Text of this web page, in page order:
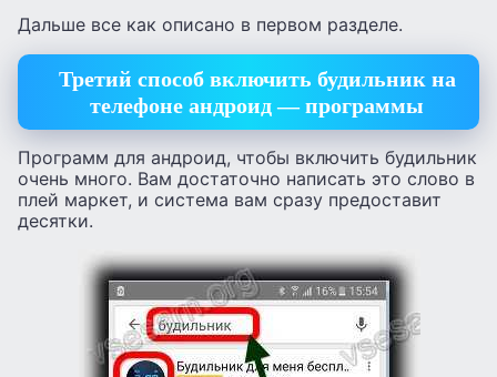
Дальше все как описано в первом разделе.
Третий способ включить будильник на
телефоне андроид — программы
Программ для андроид, чтобы включить будильник
очень много. Вам достаточно написать это слово в
плей маркет, и система вам сразу предоставит
десятки.